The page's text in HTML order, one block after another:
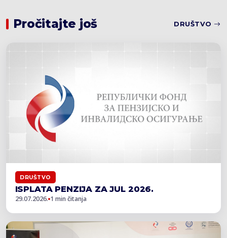
Pročitajte još DRUŠTVO
DRUŠTVO
ISPLATA PENZIJA ZA JUL 2026.
29.07.2026. 1 min čitanja